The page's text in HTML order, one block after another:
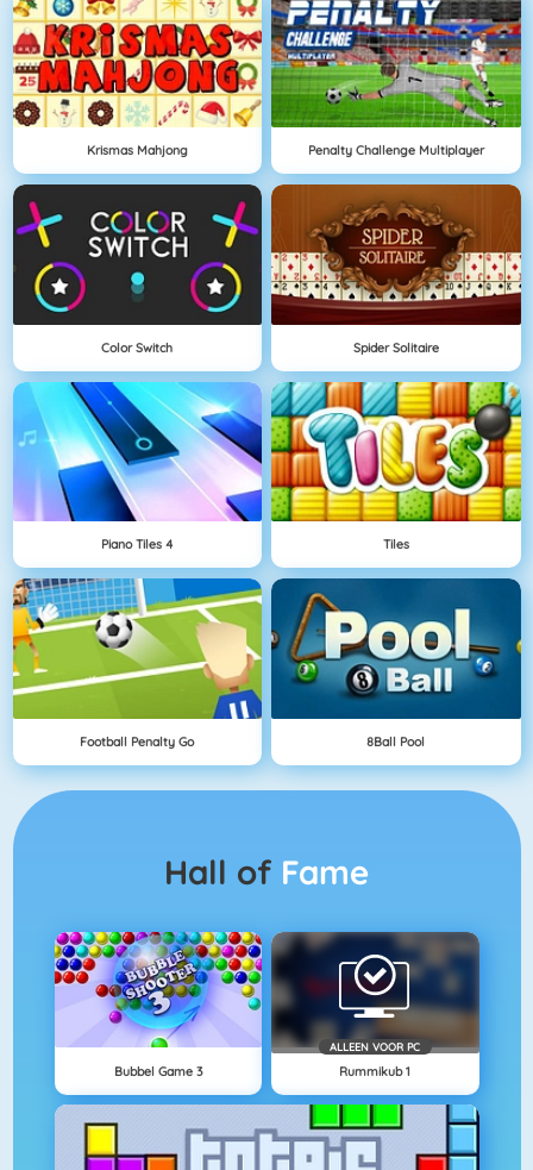
Krismas Mahjong Penalty Challenge Multiplayer
Color Switch Spider Solitaire
Piano Tiles 4 Tiles
Football Penalty Go 8Ball Pool
Hall of Fame
Bubbel Game 3
ALLEEN VOOR PC
Rummikub 1